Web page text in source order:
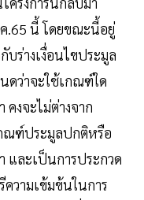
.65 นี้ โดยขณะนี้อยู่
บร่างเงื่อนไขประมูล
ดว่าจะใช้เกณฑ์ใด
งจะไม่ต่างจาก
ณฑ์ประมูลปกติหรือ
และเป็นการประกวด
วามเข้มข้นในการ